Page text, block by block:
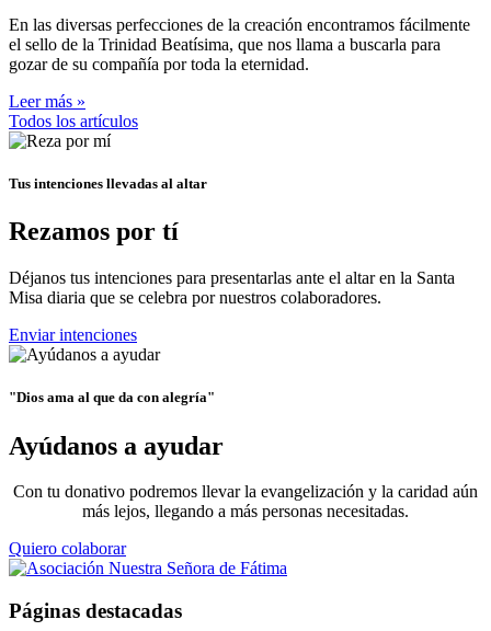
En las diversas perfecciones de la creación encontramos fácilmente
el sello de la Trinidad Beatísima, que nos llama a buscarla para
gozar de su compañía por toda la eternidad.
Leer más »
Todos los artículos
Tus intenciones llevadas al altar
Rezamos por tí
Déjanos tus intenciones para presentarlas ante el altar en la Santa
Misa diaria que se celebra por nuestros colaboradores.
Enviar intenciones
"Dios ama al que da con alegría"
Ayúdanos a ayudar
Con tu donativo podremos llevar la evangelización y la caridad aún
más lejos, llegando a más personas necesitadas.
Quiero colaborar
Páginas destacadas